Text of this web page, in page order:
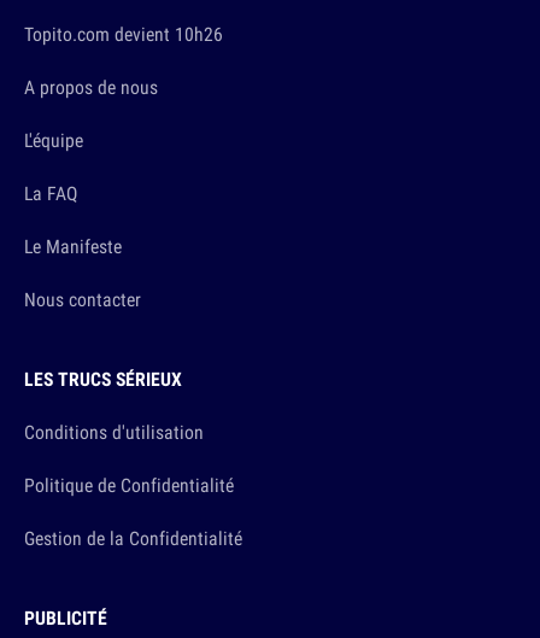
Topito.com devient 10h26
A propos de nous
L'équipe
La FAQ
Le Manifeste
Nous contacter
LES TRUCS SÉRIEUX
Conditions d'utilisation
Politique de Confidentialité
Gestion de la Confidentialité
PUBLICITÉ